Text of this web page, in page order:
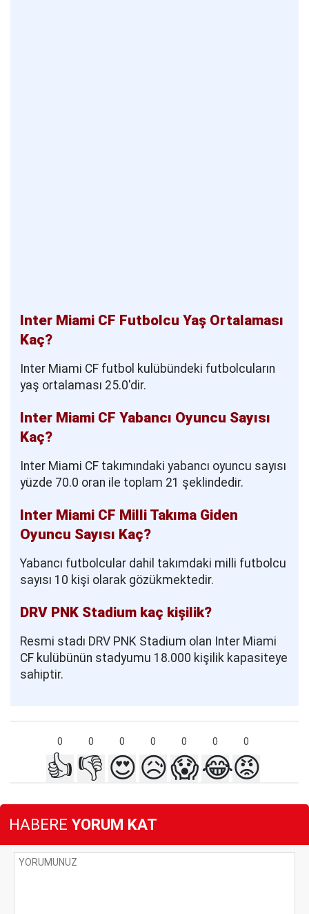
Inter Miami CF Futbolcu Yaş Ortalaması
Kaç?
Inter Miami CF futbol kulübündeki futbolcuların
yaş ortalaması 25.0'dir.
Inter Miami CF Yabancı Oyuncu Sayısı
Kaç?
Inter Miami CF takımındaki yabancı oyuncu sayısı
yüzde 70.0 oran ile toplam 21 şeklindedir.
Inter Miami CF Milli Takıma Giden
Oyuncu Sayısı Kaç?
Yabancı futbolcular dahil takımdaki milli futbolcu
sayısı 10 kişi olarak gözükmektedir.
DRV PNK Stadium kaç kişilik?
Resmi stadı DRV PNK Stadium olan Inter Miami
CF kulübünün stadyumu 18.000 kişilik kapasiteye
sahiptir.
0 0 0 0 0 0 0
👍 👎 😍😥😱😂😡
HABERE YORUM KAT